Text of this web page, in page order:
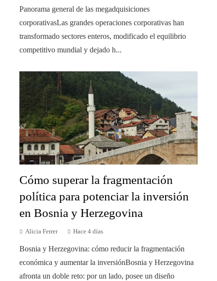
Panorama general de las megadquisiciones
corporativasLas grandes operaciones corporativas han
transformado sectores enteros, modificado el equilibrio
competitivo mundial y dejado h...
Cómo superar la fragmentación
política para potenciar la inversión
en Bosnia y Herzegovina
Alicia Ferrer Hace 4 días
Bosnia y Herzegovina: cómo reducir la fragmentación
económica y aumentar la inversiónBosnia y Herzegovina
afronta un doble reto: por un lado, posee un diseño